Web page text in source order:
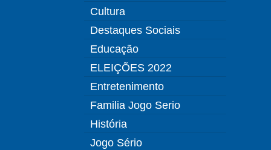
Cultura
Destaques Sociais
Educação
ELEIÇÕES 2022
Entretenimento
Familia Jogo Serio
História
Jogo Sério